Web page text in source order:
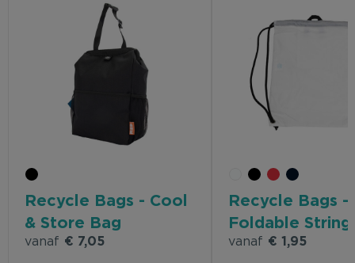
Recycle Bags - Cool
& Store Bag
vanaf € 7,05
Recycle Bags -
Foldable
vanaf € 1,95